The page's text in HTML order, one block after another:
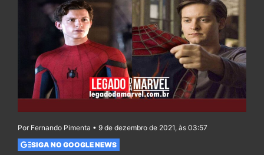
Por Fernando Pimenta • 9 de dezembro de 2021, às 03:57
SIGA NO GOOGLE NEWS